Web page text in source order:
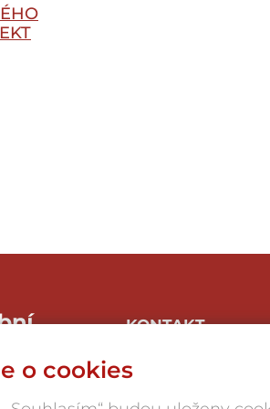
KONTAKT
Hrnčířská 1/246, 669 04
o cookies